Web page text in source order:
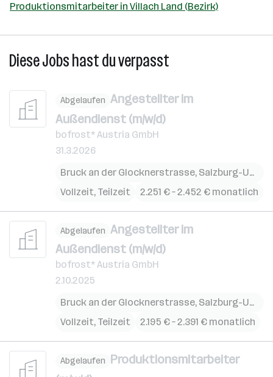
Produktionsmitarbeiter in Villach Land (Bezirk)
Diese Jobs hast du verpasst
Abgelaufen Angestellter im
Außendienst (m/w/d)
bofrost* Austria GmbH
31.3.2026
Bruck an der Glocknerstrasse, Salzburg-Umgebung (Bezirk)
Vollzeit, Teilzeit
2.251 € – 2.452 € monatlich
Abgelaufen Angestellter im
Außendienst (m/w/d)
bofrost* Austria GmbH
2.10.2025
Bruck an der Glocknerstrasse, Salzburg-Umgebung (Bezirk)
Vollzeit, Teilzeit
2.195 € – 2.391 € monatlich
Abgelaufen Produktionsmitarbeiter